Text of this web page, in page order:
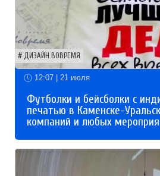
ДИЗАЙН ВОВРЕМЯ
12:07 | 21 июля
Футболки и бейсболки с
печатью в Каменске-
компаний и любых